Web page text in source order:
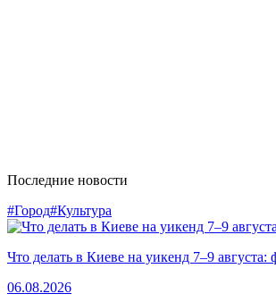
Последние новости
#Город#Культура
Что делать в Киеве на уикенд 7–9
06.08.2026